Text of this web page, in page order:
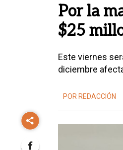
Por la
$25
Este viernes
diciembre
POR REDACCIÓN